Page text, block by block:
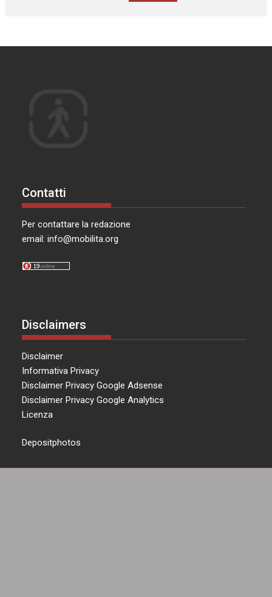
Contatti
Per contattare la redazione
email:info@mobilita.org
Disclaimers
Disclaimer
Informativa Privacy
Disclaimer Privacy Google Adsense
Disclaimer Privacy Google Analytics
Licenza
Depositphotos